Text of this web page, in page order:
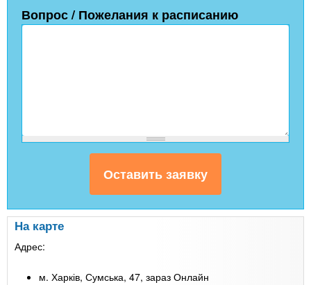
Вопрос / Пожелания к расписанию
На карте
Адрес:
м. Харків, Сумська, 47, зараз Онлайн